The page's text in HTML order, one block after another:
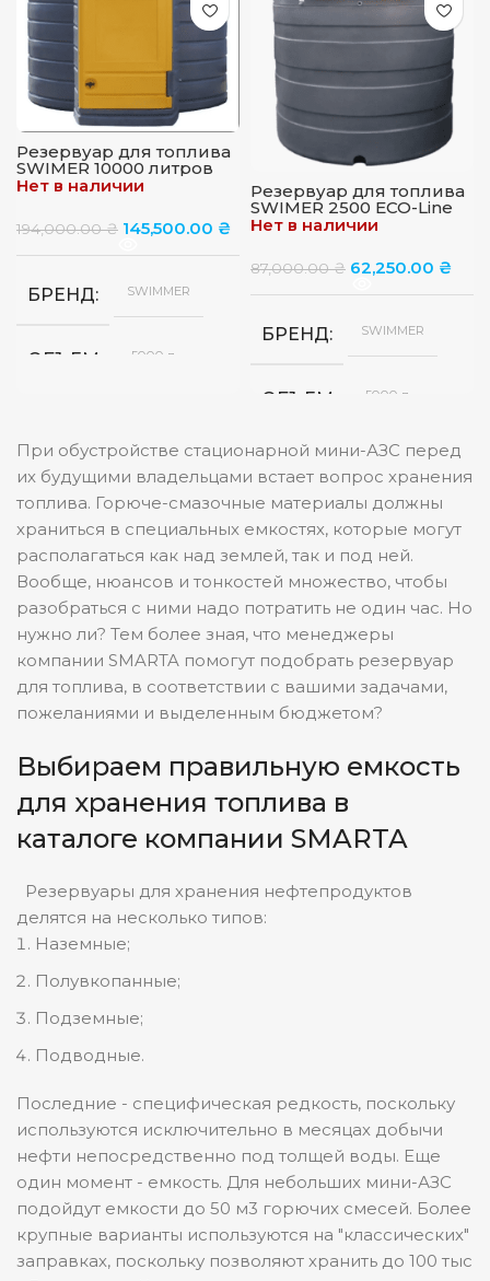
ДЛИНА ШЛАНГА, М
Резервуар для топлива
SWIMER 10000 литров
Нет в наличии
194,000.00₴ 145,500.00 ₴
БРЕНД SWIMMER
ОБЪЕМ 5000 л
МАТЕРИАЛ Полиетелен
ЗАЩИТА ОТ ПЕРЕЛИВА Да
ДЕРЖАТЕЛЬ ПИСТОЛЕТА Да
Резервуар для топлива
SWIMER 2500 ECO-Line
ELDPS
Нет в наличии
87,000.00₴ 62,250.00 ₴
БРЕНД SWIMMER
ОБЪЕМ 5000 л
СТРАНА Польша
МАТЕРИАЛ Полиетелен
ЗАЩИТА ОТ ПЕРЕЛИВА
ДЕРЖАТЕЛЬ
При обустройстве стационарной мини-АЗС перед
их будущими владельцами встает вопрос хранения
топлива. Горюче-смазочные материалы должны
храниться в специальных емкостях, которые могут
располагаться как над землей, так и под ней.
Вообще, нюансов и тонкостей множество, чтобы
разобраться с ними надо потратить не один час. Но
нужно ли? Тем более зная, что менеджеры
компании SMARTA помогут подобрать резервуар
для топлива, в соответствии с вашими задачами,
пожеланиями и выделенным бюджетом?
Выбираем правильную емкость
для хранения топлива в
каталоге компании SMARTA
Резервуары для хранения нефтепродуктов
делятся на несколько типов:
Наземные;
Полувкопанные;
Подземные;
Подводные.
Последние - специфическая редкость, поскольку
используются исключительно в месяцах добычи
нефти непосредственно под толщей воды. Еще
один момент - емкость. Для небольших мини-АЗС
подойдут емкости до 50 м3 горючих смесей. Более
крупные варианты используются на "классических"
заправках, поскольку позволяют хранить до 100 тыс